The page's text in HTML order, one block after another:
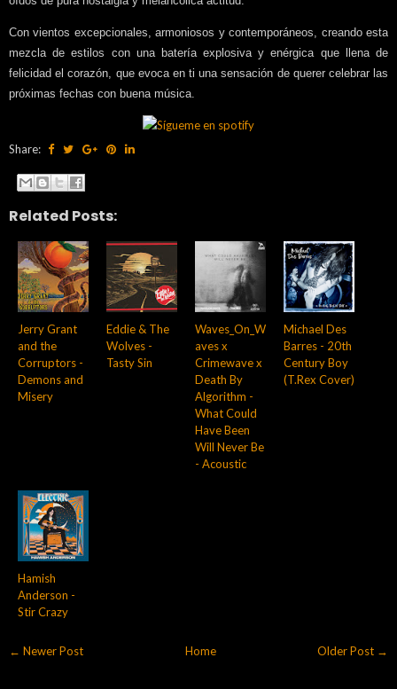
Con vientos excepcionales, armoniosos y contemporáneos, creando esta
mezcla de estilos con una batería explosiva y enérgica que llena de
felicidad el corazón, que evoca en ti una sensación de querer celebrar las
próximas fechas con buena música.
Share:
Related Posts:
Jerry Grant
and the
Corruptors -
Demons and
Misery
Eddie & The
Wolves -
Tasty Sin
Waves_On_W
aves x
Crimewave x
Death By
Algorithm -
What Could
Have Been
Will Never Be
- Acoustic
Michael Des
Barres - 20th
Century Boy
(T.Rex Cover)
Hamish
Anderson -
Stir Crazy
← Newer Post Older Post →
Home